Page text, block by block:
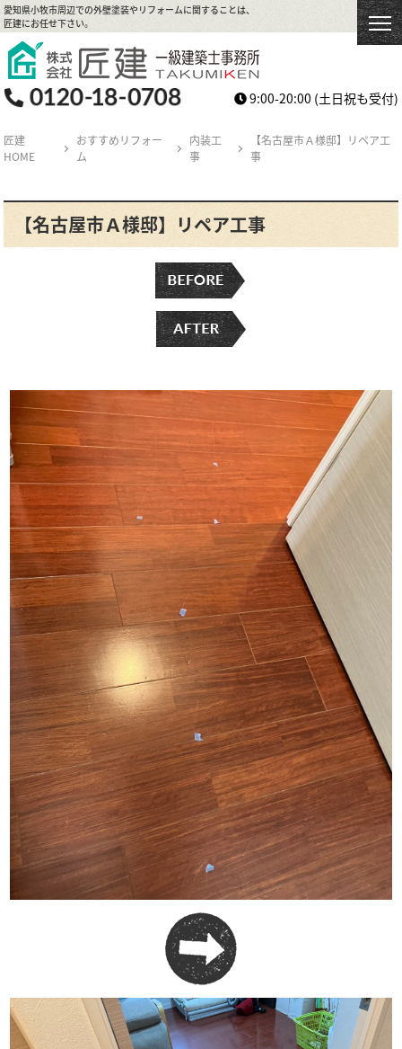
愛知県小牧市周辺での外壁塗装やリフォームに関することは、
匠建にお任せ下さい。
9:00-20:00 (土日祝も受付)
匠建
HOME
おすすめリフォー
ム
内装工
事
【名古屋市Ａ様邸】リペア工
事
【名古屋市Ａ様邸】リペア工事